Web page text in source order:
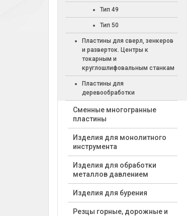
Тип 49
Тип 50
Пластины для сверл, зенкеров
и разверток. Центры к
токарным и
круглошлифовальным станкам
Пластины для
деревообработки
Cменные многогранные
пластины
Изделия для монолитного
инструмента
Изделия для обработки
металлов давлением
Изделия для бурения
Резцы горные, дорожные и